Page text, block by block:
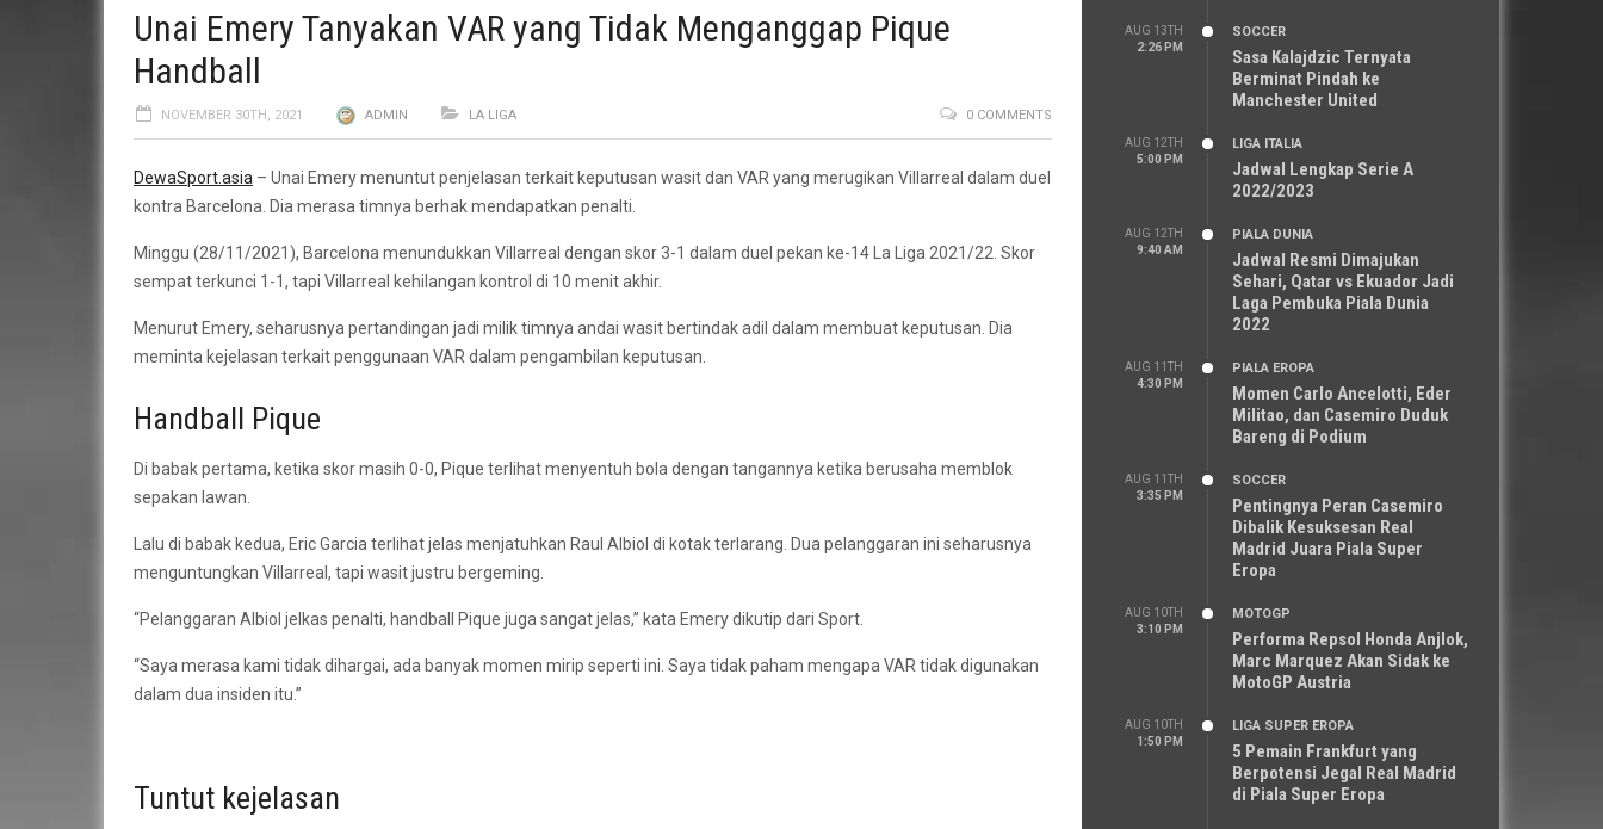
Unai Emery Tanyakan VAR yang Tidak Menganggap Pique
Handball
NOVEMBER 30TH, 2021 ADMIN LA LIGA 0 COMMENTS
DewaSport.asia – Unai Emery menuntut penjelasan terkait keputusan wasit dan VAR yang merugikan Villarreal dalam duel
kontra Barcelona. Dia merasa timnya berhak mendapatkan penalti.
Minggu (28/11/2021), Barcelona menundukkan Villarreal dengan skor 3-1 dalam duel pekan ke-14 La Liga 2021/22. Skor
sempat terkunci 1-1, tapi Villarreal kehilangan kontrol di 10 menit akhir.
Menurut Emery, seharusnya pertandingan jadi milik timnya andai wasit bertindak adil dalam membuat keputusan. Dia
meminta kejelasan terkait penggunaan VAR dalam pengambilan keputusan.
Handball Pique
Di babak pertama, ketika skor masih 0-0, Pique terlihat menyentuh bola dengan tangannya ketika berusaha memblok
sepakan lawan.
Lalu di babak kedua, Eric Garcia terlihat jelas menjatuhkan Raul Albiol di kotak terlarang. Dua pelanggaran ini seharusnya
menguntungkan Villarreal, tapi wasit justru bergeming.
“Pelanggaran Albiol jelkas penalti, handball Pique juga sangat jelas,” kata Emery dikutip dari Sport.
“Saya merasa kami tidak dihargai, ada banyak momen mirip seperti ini. Saya tidak paham mengapa VAR tidak digunakan
dalam dua insiden itu.”
Tuntut kejelasan
AUG 13TH
2:26 PM
SOCCER
Sasa Kalajdzic Ternyata
Berminat Pindah ke
Manchester United
AUG 12TH
5:00 PM
LIGA ITALIA
Jadwal Lengkap Serie A
2022/2023
AUG 12TH
9:40 AM
PIALA DUNIA
Jadwal Resmi Dimajukan
Sehari, Qatar vs Ekuador Jadi
Laga Pembuka Piala Dunia
2022
AUG 11TH
4:30 PM
PIALA EROPA
Momen Carlo Ancelotti, Eder
Militao, dan Casemiro Duduk
Bareng di Podium
AUG 11TH
3:35 PM
SOCCER
Pentingnya Peran Casemiro
Dibalik Kesuksesan Real
Madrid Juara Piala Super
Eropa
AUG 10TH
3:10 PM
MOTOGP
Performa Repsol Honda Anjlok,
Marc Marquez Akan Sidak ke
MotoGP Austria
AUG 10TH
1:50 PM
LIGA SUPER EROPA
5 Pemain Frankfurt yang
Berpotensi Jegal Real Madrid
di Piala Super Eropa